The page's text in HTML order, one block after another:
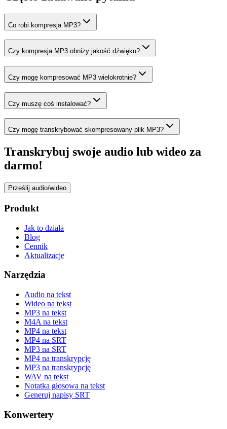
Co robi kompresja MP3?
Czy kompresja MP3 obniży jakość dźwięku?
Czy mogę kompresować MP3 wielokrotnie?
Czy muszę coś instalować?
Czy mogę transkrybować skompresowany plik MP3?
Transkrybuj swoje audio lub wideo za
darmo!
Prześlij audio/wideo
Produkt
Jak to działa
Blog
Cennik
Aktualizacje
Narzędzia
Audio na tekst
Wideo na tekst
MP3 na tekst
M4A na tekst
MP4 na tekst
MP4 na SRT
MP3 na SRT
MP4 na transkrypcję
MP3 na transkrypcję
WAV na tekst
Notatka głosowa na tekst
Generuj napisy SRT
Konwertery